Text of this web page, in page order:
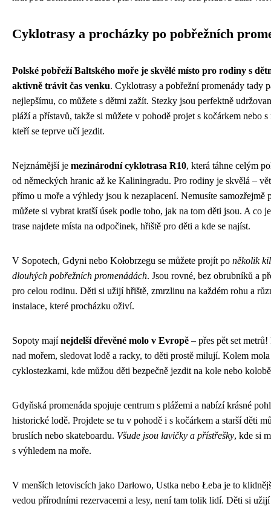
Cyklotrasy a procházky po pobřežních
Polské pobřeží Baltského moře je skvělé místo pro rodiny s
aktivně trávit čas venku. Cyklotrasy a pobřežní promenády tady
nejlepšímu, co můžete s dětmi zažít. Stezky jsou perfektně
pláží a přístavů, takže si můžete v pohodě projet s kočárkem nebo
kteří se teprve učí jezdit.
Nejznámější je mezinárodní cyklotrasa R10, která táhne celým
od německých hranic až ke Kaliningradu. Pro rodiny je skvělá –
přímo u moře a výhledy jsou k nezaplacení. Nemusíte samozřejmě
můžete si vybrat kratší úsek podle toho, jak na tom děti jsou. A co
trase najdete místa na odpočinek, hřiště pro děti a kde se najíst.
V Sopotech, Gdyni nebo Kołobrzegu se můžete projít po několik
dlouhých pobřežních promenádách. Jsou rovné, bez obrubníků a
pro celou rodinu. Děti si užijí hřiště, zmrzlinu na každém rohu a
instalace, které procházku oživí.
Sopoty majínejdelší dřevěné molo v Evropě – přes pět set
nad mořem, sledovat lodě a racky, to děti prostě milují. Kolem
cyklostezkami, kde můžou děti bezpečně jezdit na kole nebo
Gdyňská promenáda spojuje centrum s plážemi a nabízí krásné
historické lodě. Projdete se tu v pohodě i s kočárkem a starší děti
bruslích nebo skateboardu. Všude jsou lavičky a přístřešky, kde si
s výhledem na moře.
V menších letoviscích jako Darłowo, Ustka nebo Łeba je to
vedou přírodními rezervacemi a lesy, není tam tolik lidí. Děti si